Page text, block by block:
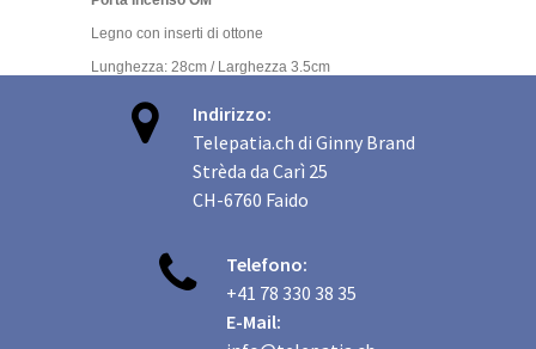
Legno con inserti di ottone
Lunghezza: 28cm / Larghezza 3.5cm

Indirizzo:
Telepatia.ch di Ginny Brand
Strèda da Carì 25
CH-6760 Faido

Telefono:
+41 78 330 38 35
E-Mail: